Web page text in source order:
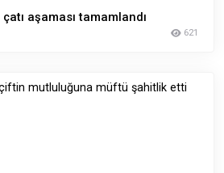
aşaması tamamlandı
621